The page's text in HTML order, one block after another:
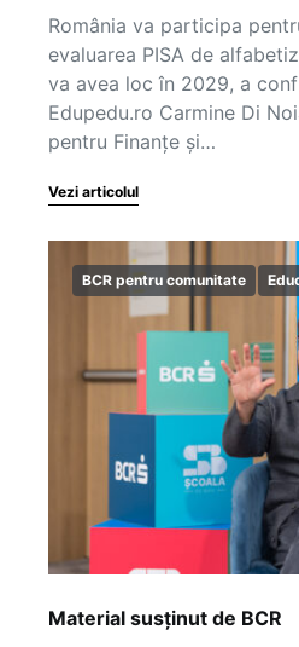
România va participa
evaluarea PISA de
va avea loc în 2029, a
Edupedu.ro Carmine Di
pentru Finanțe și…
Vezi articolul
BCR pentru comunitate
Material susținut de BCR